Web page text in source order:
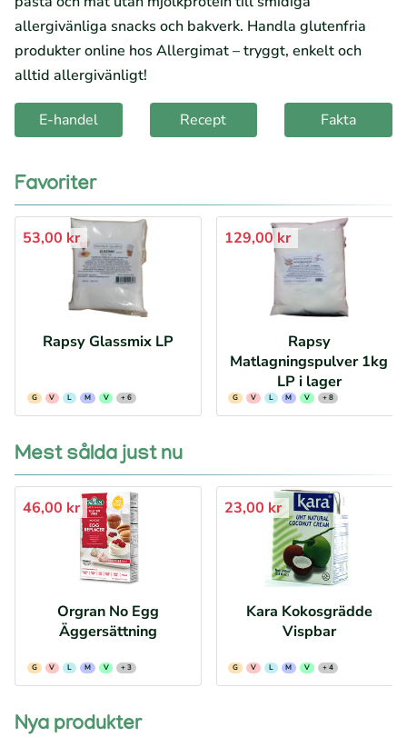
allergivänliga snacks och bakverk. Handla glutenfria
produkter online hos Allergimat – tryggt, enkelt och
alltid allergivänligt!
E-handel Recept Fakta
Favoriter
53,00 kr
Rapsy Glassmix LP
G V L M V + 6
129,00 kr
Rapsy
Matlagningspulver 1kg
LP i lager
G V L M V + 8
Mest sålda just nu
46,00 kr
Orgran No Egg
Äggersättning
G V L M V + 3
23,00 kr
Kara Kokosgrädde
Vispbar
G V L M V + 4
Nya produkter